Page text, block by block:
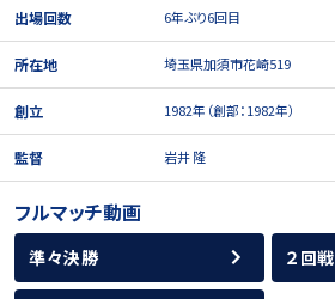
出場回数 6年ぶり6回目
所在地 埼玉県加須市花崎519
創立 1982年（創部：1982年）
監督 岩井 隆
フルマッチ動画
準々決勝 ２回戦